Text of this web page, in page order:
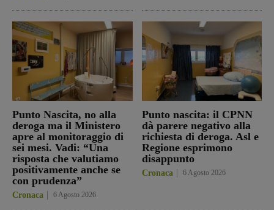
Punto Nascita, no alla
deroga ma il Ministero
apre al monitoraggio di
sei mesi. Vadi: “Una
risposta che valutiamo
positivamente anche se
con prudenza”
Cronaca 6 Agosto 2026
Punto nascita: il CPNN
dà parere negativo alla
richiesta di deroga. Asl e
Regione esprimono
disappunto
Cronaca 6 Agosto 2026